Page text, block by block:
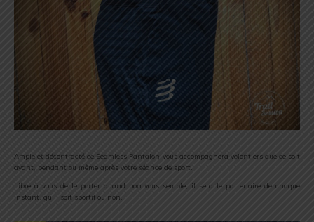
Ample et décontracté ce Seamless Pantalon vous accompagnera volontiers que ce soit
avant, pendant ou même après votre séance de sport.
Libre à vous de le porter quand bon vous semble, il sera le partenaire de chaque
instant, qu’il soit sportif ou non.